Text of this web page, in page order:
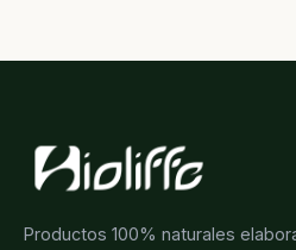
Productos 100% naturales